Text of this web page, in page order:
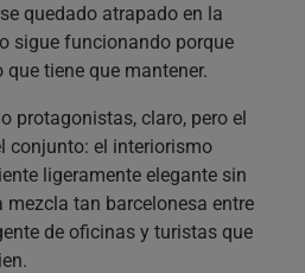
quedado atrapado en la
sigue funcionando porque
tiene que mantener.
protagonistas, claro, pero el
conjunto: el interiorismo
ligeramente elegante sin
tan barcelonesa entre
de oficinas y turistas que